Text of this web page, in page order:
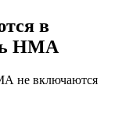
в
НМА
не включаются